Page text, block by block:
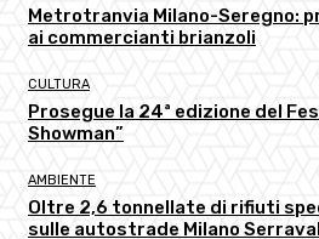
Metrotranvia Milano-Seregno:
ai commercianti brianzoli
CULTURA
Prosegue la 24ª edizione del
Showman”
AMBIENTE
Oltre 2,6 tonnellate di rifiuti
sulle autostrade Milano